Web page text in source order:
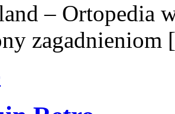
– Ortopedia